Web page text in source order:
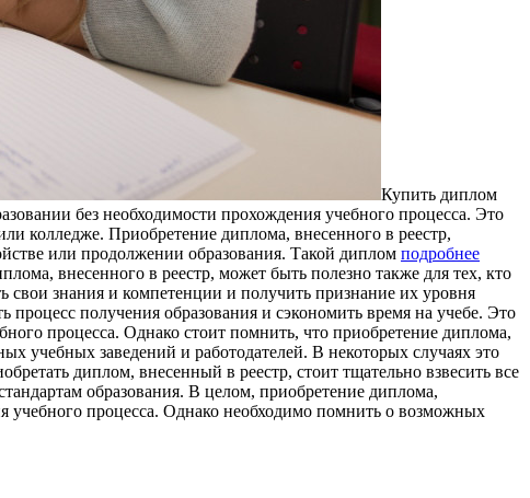
Купить диплoм
без необходимости прохождения учебного процесса. Это
колледже. Приобретение диплома, внесенного в реестр,
или продолжении образования. Такой диплом подробнее
внесенного в реестр, может быть полезно также для тех, кто
свои знания и компетенции и получить признание их уровня
процесс получения образования и сэкономить время на учебе. Это
процесса. Однако стоит помнить, что приобретение диплома,
учебных заведений и работодателей. В некоторых случаях это
диплом, внесенный в реестр, стоит тщательно взвесить все
образования. В целом, приобретение диплома,
учебного процесса. Однако необходимо помнить о возможных